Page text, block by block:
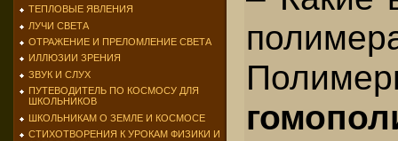
ТЕПЛОВЫЕ ЯВЛЕНИЯ
ЛУЧИ СВЕТА
ОТРАЖЕНИЕ И ПРЕЛОМЛЕНИЕ СВЕТА
ИЛЛЮЗИИ ЗРЕНИЯ
ЗВУК И СЛУХ
ПУТЕВОДИТЕЛЬ ПО КОСМОСУ ДЛЯ
ШКОЛЬНИКОВ
ШКОЛЬНИКАМ О ЗЕМЛЕ И КОСМОСЕ
СТИХОТВОРЕНИЯ К УРОКАМ ФИЗИКИ И